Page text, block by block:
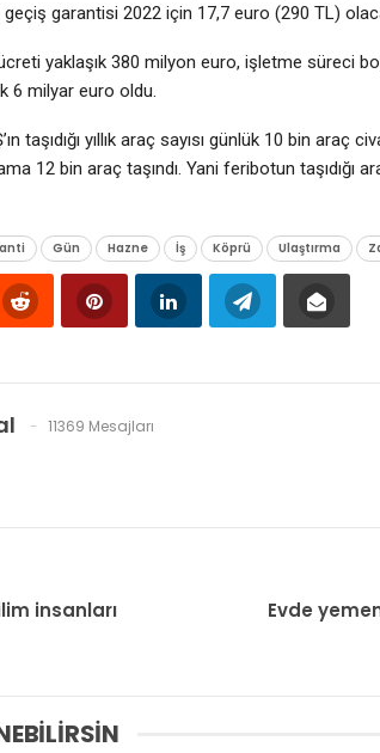
geçiş garantisi 2022 için 17,7 euro (290 TL)
yaklaşık 380 milyon euro, işletme süreci
6 milyar euro oldu.
taşıdığı yıllık araç sayısı günlük 10 bin araç
12 bin araç taşındı. Yani feribotun taşıdığı
Gün Hazne İş Köprü Ulaştırma
11369 Mesajları
insanları
Evde